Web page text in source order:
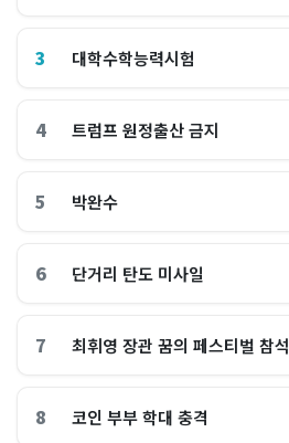
3 대학수학능력시험
4 트럼프 원정출산 금지
5 박완수
6 단거리 탄도 미사일
7 최휘영 장관 꿈의 페스티벌 참석
8 코인 부부 학대 충격